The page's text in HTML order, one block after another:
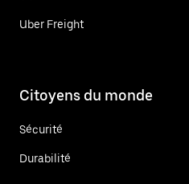
Uber Freight
Citoyens du monde
Sécurité
Durabilité